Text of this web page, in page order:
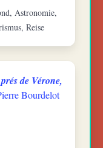
Astronomie,
Reise
de Vérone,
Bourdelot